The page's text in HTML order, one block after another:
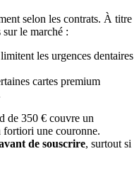
selon les contrats. À titre
le marché :
les urgences dentaires
cartes premium
de 350 € couvre un
fortiori une couronne.
de souscrire, surtout si